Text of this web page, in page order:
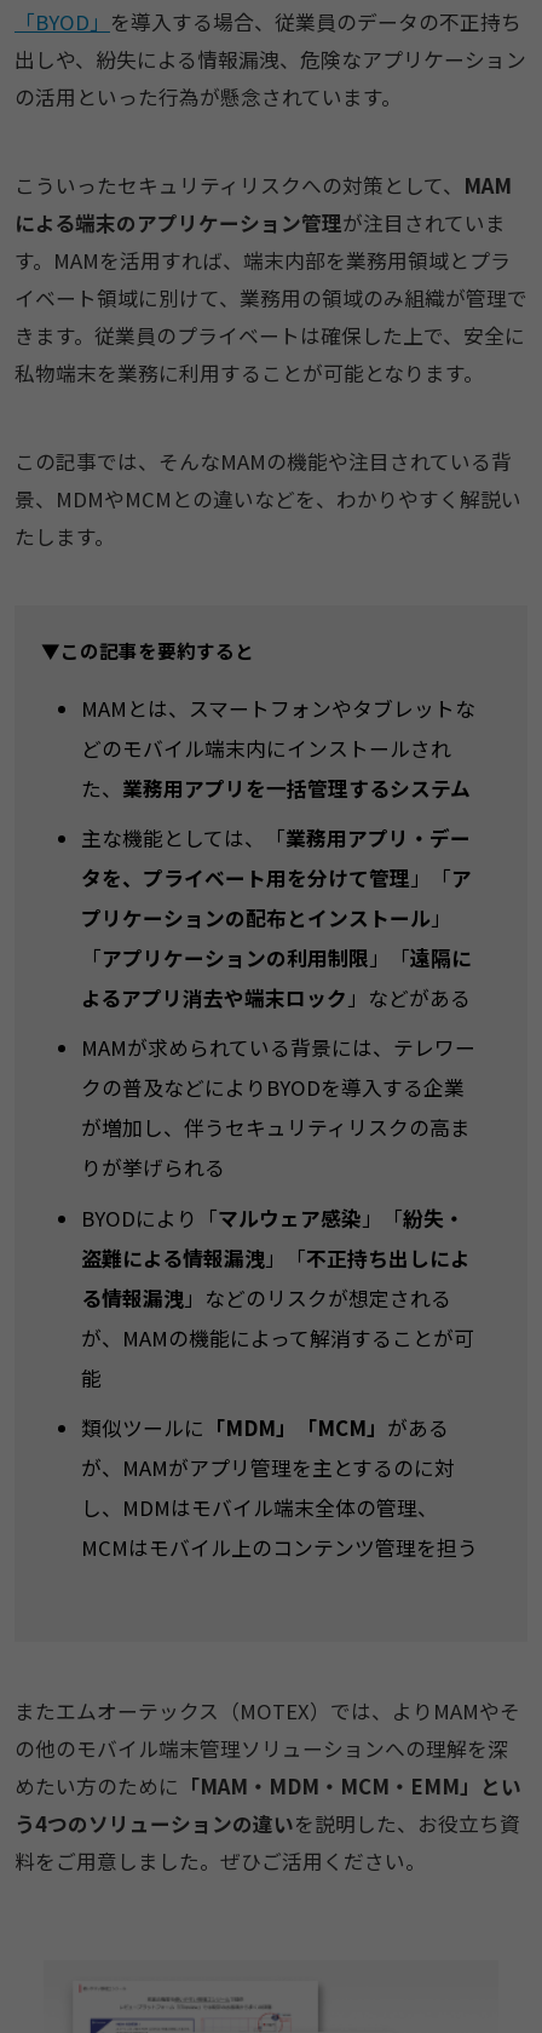
「BYOD」 を導入する場合、従業員のデータの不正持ち
出しや、紛失による情報漏洩、危険なアプリケーション
の活用といった行為が懸念されています。
こういったセキュリティリスクへの対策として、 MAM
による端末のアプリケーション管理が注目されていま
す。MAMを活用すれば、端末内部を業務用領域とプラ
イベート領域に別けて、業務用の領域のみ組織が管理で
きます。従業員のプライベートは確保した上で、安全に
私物端末を業務に利用することが可能となります。
この記事では、そんなMAMの機能や注目されている背
景、MDMやMCMとの違いなどを、わかりやすく解説い
たします。
▼この記事を要約すると
MAMとは、スマートフォンやタブレットな
どのモバイル端末内にインストールされ
た、 業務用アプリを一括管理するシステム
主な機能としては、「業務用アプリ・デー
タを、プライベート用を分けて管理 」「ア
プリケーションの配布とインストール 」
「アプリケーションの利用制限 」「遠隔に
よるアプリ消去や端末ロック 」などがある
MAMが求められている背景には、テレワー
クの普及などによりBYODを導入する企業
が増加し、伴うセキュリティリスクの高ま
りが挙げられる
BYODにより「マルウェア感染 」「紛失・
盗難による情報漏洩 」「不正持ち出しによ
る情報漏洩 」などのリスクが想定される
が、MAMの機能によって解消することが可
能
類似ツールに 「MDM」「MCM」 がある
が、MAMがアプリ管理を主とするのに対
し、MDMはモバイル端末全体の管理、
MCMはモバイル上のコンテンツ管理を担う
またエムオーテックス（MOTEX）では、よりMAMやそ
の他のモバイル端末管理ソリューションへの理解を深
めたい方のために 「MAM・MDM・MCM・EMM」とい
う4つのソリューションの違いを説明した、お役立ち資
料をご用意しました。ぜひご活用ください。